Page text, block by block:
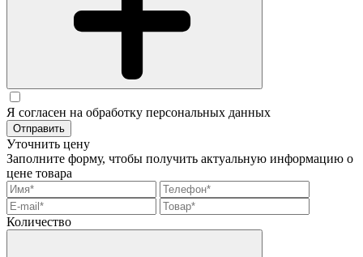
Я согласен на обработку персональных данных
Отправить
Уточнить цену
Заполните форму, чтобы получить актуальную информацию о
цене товара
Количество